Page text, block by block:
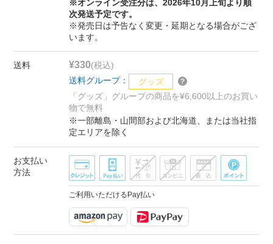
※オンライン受注分は、2026年10月上旬より順
次発送予定です。
※発売日は予告なく変更・延期となる場合がござ
います。
送料 ¥330(税込)
送料グループ：
グッズ
「グッズ」グループの商品を¥6,600以上のお買い
物で無料
※一部離島・山間部および北海道、または当社指
定エリアを除く
お支払い
方法
ご利用いただけるPay払い